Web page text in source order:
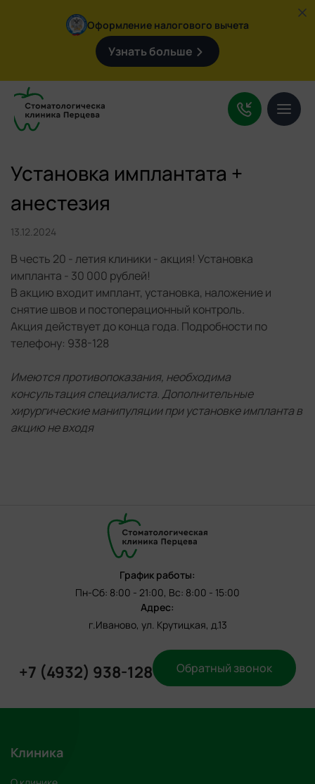
Оформление налогового вычета
Узнать больше
Услуги
О клинике
Врачи
Контакты
Поиск
по
сайту:
+7 (4932) 92-09-47
График работы:
Пн-Сб: 8:00 - 21:00, Вс: 8:00 - 15:00
Адрес:
Иваново, ул. Крутицкая, д. 13
Установка имплантата +
анестезия
13.12.2024
В честь 20 - летия клиники - акция! Установка
импланта - 30 000 рублей!
В акцию входит имплант, установка, наложение и
снятие швов и постоперационный контроль.
Акция действует до конца года. Подробности по
телефону: 938-128
Имеются противопоказания, необходима
консультация специалиста. Дополнительные
хирургические манипуляции при установке импланта в
акцию не входя
График работы:
Пн-Сб: 8:00 - 21:00, Вс: 8:00 - 15:00
Адрес:
г.Иваново, ул. Крутицкая, д.13
+7 (4932) 938-128 Обратный звонок
Клиника